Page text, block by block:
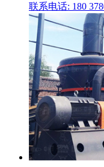
联系电话: 180